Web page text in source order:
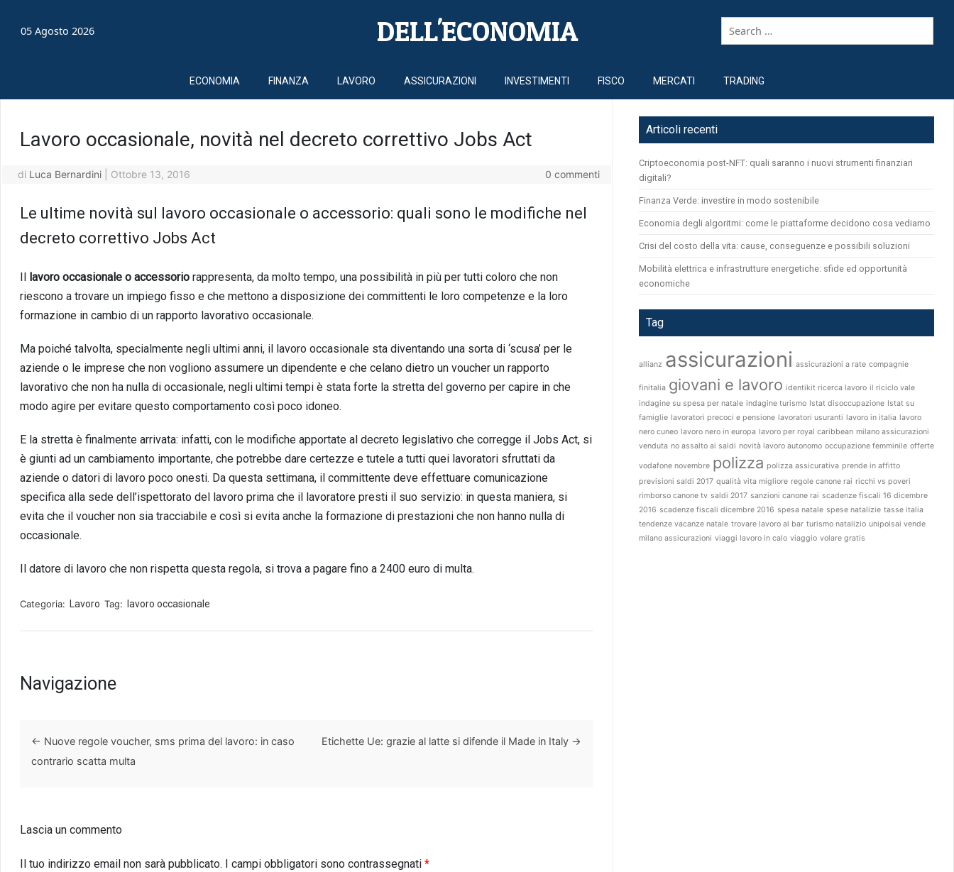
05 Agosto 2026 DELL'ECONOMIA
ECONOMIA FINANZA LAVORO ASSICURAZIONI INVESTIMENTI FISCO MERCATI TRADING
Lavoro occasionale, novità nel decreto correttivo Jobs Act
di Luca Bernardini Ottobre 13, 2016 0 commenti
Le ultime novità sul lavoro occasionale o accessorio: quali sono le modifiche nel
decreto correttivo Jobs Act
Il lavoro occasionale o accessorio rappresenta, da molto tempo, una possibilità in più per tutti coloro che non
riescono a trovare un impiego fisso e che mettono a disposizione dei committenti le loro competenze e la loro
formazione in cambio di un rapporto lavorativo occasionale.
Ma poiché talvolta, specialmente negli ultimi anni, il lavoro occasionale sta diventando una sorta di ‘scusa’ per le
aziende o le imprese che non vogliono assumere un dipendente e che celano dietro un voucher un rapporto
lavorativo che non ha nulla di occasionale, negli ultimi tempi è stata forte la stretta del governo per capire in che
modo agire per evitare questo comportamento così poco idoneo.
E la stretta è finalmente arrivata: infatti, con le modifiche apportate al decreto legislativo che corregge il Jobs Act, si
è giunti ad un cambiamento importante, che potrebbe dare certezze e tutele a tutti quei lavoratori sfruttati da
aziende o datori di lavoro poco onesti. Da questa settimana, il committente deve effettuare comunicazione
specifica alla sede dell’ispettorato del lavoro prima che il lavoratore presti il suo servizio: in questa maniera, si
evita che il voucher non sia tracciabile e così si evita anche la formazione di prestazioni che non hanno nulla di
occasionale.
Il datore di lavoro che non rispetta questa regola, si trova a pagare fino a 2400 euro di multa.
Categoria: Lavoro Tag: lavoro occasionale
Navigazione
← Nuove regole voucher, sms prima del lavoro: in caso
contrario scatta multa
Etichette Ue: grazie al latte si difende il Made in Italy →
Lascia un commento
Il tuo indirizzo email non sarà pubblicato. I campi obbligatori sono contrassegnati *
Articoli recenti
Criptoeconomia post-NFT: quali saranno i nuovi strumenti finanziari
digitali?
Finanza Verde: investire in modo sostenibile
Economia degli algoritmi: come le piattaforme decidono cosa vediamo
Crisi del costo della vita: cause, conseguenze e possibili soluzioni
Mobilità elettrica e infrastrutture energetiche: sfide ed opportunità
economiche
Tag
allianz assicurazioni assicurazioni a rate compagnie
finitalia giovani e lavoro identikit ricerca lavoro il riciclo vale
indagine su spesa per natale indagine turismo Istat disoccupazione Istat su
famiglie lavoratori precoci e pensione lavoratori usuranti lavoro in italia lavoro
nero cuneo lavoro nero in europa lavoro per royal caribbean milano assicurazioni
venduta no assalto ai saldi novità lavoro autonomo occupazione femminile offerte
vodafone novembre polizza polizza assicurativa prende in affitto
previsioni saldi 2017 qualità vita migliore regole canone rai ricchi vs poveri
rimborso canone tv saldi 2017 sanzioni canone rai scadenze fiscali 16 dicembre
2016 scadenze fiscali dicembre 2016 spesa natale spese natalizie tasse italia
tendenze vacanze natale trovare lavoro al bar turismo natalizio unipolsai vende
milano assicurazioni viaggi lavoro in calo viaggio volare gratis